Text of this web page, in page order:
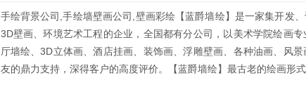
手绘背景公司,手绘墙壁画公司,壁画彩绘【蓝爵墙绘】是一家集开发
3D壁画、环境艺术工程的企业，全国都有分公司，以美术学院绘画
厅墙绘、3D立体画、酒店挂画、装饰画、浮雕壁画、各种油画、风
友的鼎力支持，深得客户的高度评价。【蓝爵墙绘】最古老的绘画形